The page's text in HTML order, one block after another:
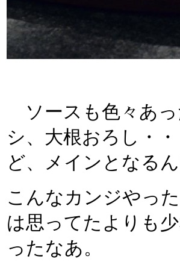
ソースも色々あっ
シ、大根おろし・
ど、メインとなる
こんなカンジやっ
は思ってたよりも
ったなあ。